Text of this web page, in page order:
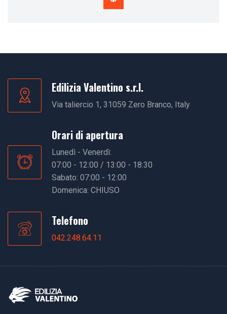
Edilizia Valentino s.r.l.
Via taliercio 1, 31059 Zero Branco, Italy
Orari di apertura
Lunedì - Venerdì:
07:00 - 12:00 / 13:00 - 18:30
Sabato: 07:00 - 12:00
Domenica: CHIUSO
Telefono
042.248.64.11